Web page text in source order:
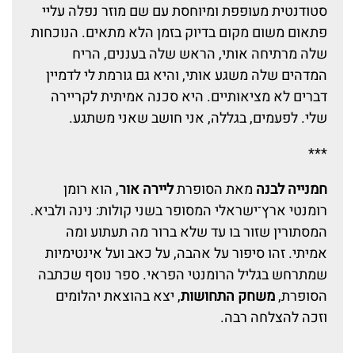
סטודנטית מעופפת ומיוחסת עם שם מוזר נפלה עליי
פתאום משום מקום בדיוק בזמן הלא מתאים. הנוכחות
שלה מרתיחה אותי, הראש שלה בעננים, הריח
המדהים שלה משגע אותי, והיא גם גורמת לי לדמיין
דברים לא מציאותיים. היא סכנה אמיתית לקריירה
שלי. לפעמים, בגללה, אני חושב שאני משתגע.
***
חמנייה לבנה מאת הסופרתליירה אור, הוא רומן
רומנטי ארץ־ישראלי המסופר בשני קולות: נינה ולביא.
המסתורין שזור בו עד שלא ברור מה תעתוע ומה
אמיתי. זהו סיפור על אהבה, על כאב ועל אינטימיות
שמתרחש בגליל הרומנטי הפראי. ספר נוסף שכתבה
הסופרת,משחק התחושות, יצא בהוצאת יהלומים
וזכה להצלחה רבה.